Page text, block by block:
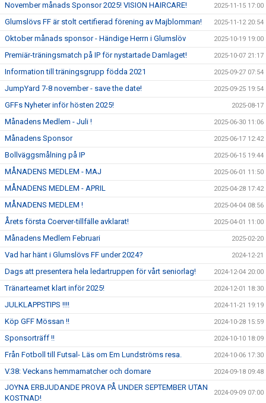
November månads Sponsor 2025! VISION HAIRCARE! 2025-11-15 17:00
Glumslövs FF är stolt certifierad förening av Majblomman! 2025-11-12 20:54
Oktober månads sponsor - Händige Herrn i Glumslöv 2025-10-19 19:00
Premiär-träningsmatch på IP för nystartade Damlaget! 2025-10-07 21:17
Information till träningsgrupp födda 2021 2025-09-27 07:54
JumpYard 7-8 november - save the date! 2025-09-25 19:54
GFFs Nyheter inför hösten 2025! 2025-08-17
Månadens Medlem - Juli ! 2025-06-30 11:06
Månadens Sponsor 2025-06-17 12:42
Bollväggsmålning på IP 2025-06-15 19:44
MÅNADENS MEDLEM - MAJ 2025-06-01 11:50
MÅNADENS MEDLEM - APRIL 2025-04-28 17:42
MÅNADENS MEDLEM ! 2025-04-04 08:56
Årets första Coerver-tillfälle avklarat! 2025-04-01 11:00
Månadens Medlem Februari 2025-02-20
Vad har hänt i Glumslövs FF under 2024? 2024-12-21
Dags att presentera hela ledartruppen för vårt seniorlag! 2024-12-04 20:00
Tränarteamet klart inför 2025! 2024-12-01 18:30
JULKLAPPSTIPS !!!! 2024-11-21 19:19
Köp GFF Mössan !! 2024-10-28 15:59
Sponsorträff !! 2024-10-10 18:09
Från Fotboll till Futsal- Läs om Em Lundströms resa. 2024-10-06 17:30
V.38: Veckans hemmamatcher och domare 2024-09-18 09:48
JOYNA ERBJUDANDE PROVA PÅ UNDER SEPTEMBER UTAN
KOSTNAD!
2024-09-09 07:00